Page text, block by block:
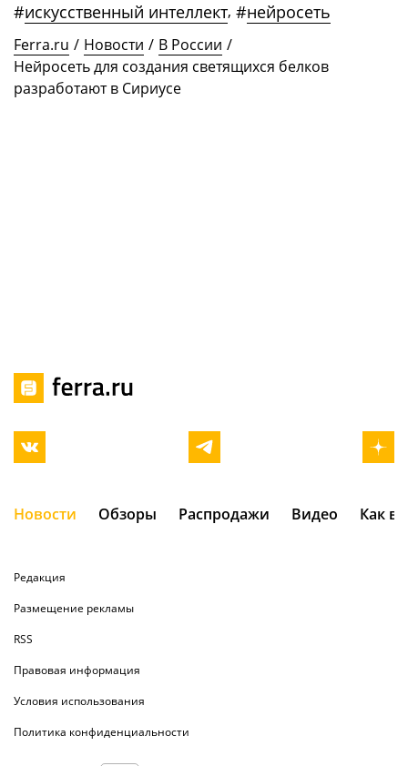
#искусственный интеллект, #нейросеть
Ferra.ru / Новости / В России /
Нейросеть для создания светящихся белков
разработают в Сириусе
Новости Обзоры Распродажи Видео Как
Редакция
Размещение рекламы
RSS
Правовая информация
Условия использования
Политика конфиденциальности